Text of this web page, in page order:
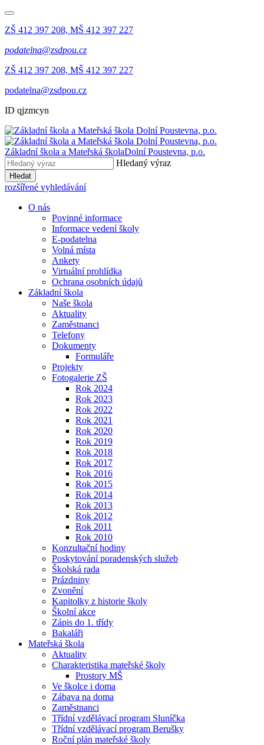
ZŠ 412 397 208, MŠ 412 397 227
podatelna@zsdpou.cz
ZŠ 412 397 208, MŠ 412 397 227
podatelna@zsdpou.cz
ID qjzmcyn
Základní škola a Mateřská školaDolní Poustevna, p.o.
Hledaný výraz
Hledat
rozšířené vyhledávání
O nás
Povinné informace
Informace vedení školy
E-podatelna
Volná místa
Ankety
Virtuální prohlídka
Ochrana osobních údajů
Základní škola
Naše škola
Aktuality
Zaměstnanci
Telefony
Dokumenty
Formuláře
Projekty
Fotogalerie ZŠ
Rok 2024
Rok 2023
Rok 2022
Rok 2021
Rok 2020
Rok 2019
Rok 2018
Rok 2017
Rok 2016
Rok 2015
Rok 2014
Rok 2013
Rok 2012
Rok 2011
Rok 2010
Konzultační hodiny
Poskytování poradenských služeb
Školská rada
Prázdniny
Zvonění
Kapitolky z historie školy
Školní akce
Zápis do 1. třídy
Bakaláři
Mateřská škola
Aktuality
Charakteristika mateřské školy
Prostory MŠ
Ve školce i doma
Zábava na doma
Zaměstnanci
Třídní vzdělávací program Sluníčka
Třídní vzdělávací program Berušky
Roční plán mateřské školy